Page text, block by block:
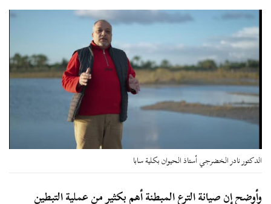
الدكتور نادر الخضرجي أستاذ الحيوان بكلية سابا
وأوضح إن صيانة الترع المبطنة أهم بكثير من عملية التبطين